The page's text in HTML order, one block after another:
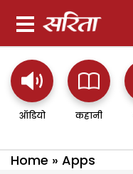
ऑडियो कहानी
Home » Apps